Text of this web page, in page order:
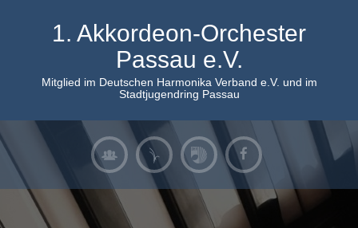
1. Akkordeon-Orchester
Passau e.V.
Mitglied im Deutschen Harmonika Verband e.V. und im
Stadtjugendring Passau